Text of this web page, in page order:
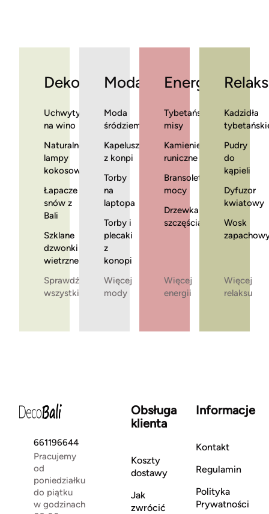
Dekoracje
Uchwyty
na wino
Naturalne
lampy
kokosowe
Łapacze
snów z
Bali
Szklane
dzwonki
wietrzne
Sprawdź
wszystkie
Moda
Moda
śródziemnomorska
Kapelusze
z konpi
Torby
na
laptopa
Torby i
plecaki
z
konopi
Więcej
mody
Energia
Tybetańskie
misy
Kamienie
runiczne
Bransoletki
mocy
Drzewka
szczęścia
Więcej
energii
Relaks
Kadzidła
Pudry
do
kąpieli
Dyfuzor
kwiatowy
Wosk
Więcej
relaksu
661196644
Pracujemy
od
poniedziałku
do piątku
w godzinach
Obsługa
klienta
Koszty
dostawy
Jak
zwrócić
Informacje
Kontakt
Regulamin
Polityka
Prywatności